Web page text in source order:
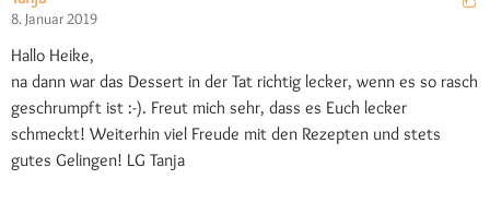
8. Januar 2019
Hallo Heike,
na dann war das Dessert in der Tat richtig lecker, wenn es so rasch
geschrumpft ist :-). Freut mich sehr, dass es Euch lecker
schmeckt! Weiterhin viel Freude mit den Rezepten und stets
gutes Gelingen! LG Tanja